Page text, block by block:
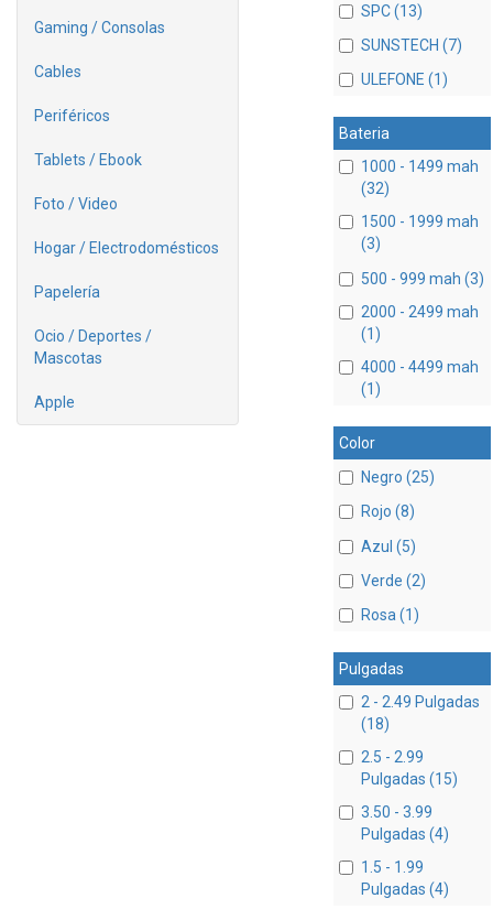
Gaming / Consolas
Cables
Periféricos
Tablets / Ebook
Foto / Video
Hogar / Electrodomésticos
Papelería
Ocio / Deportes /
Mascotas
Apple
SPC (13)
SUNSTECH (7)
ULEFONE (1)
Bateria
1000 - 1499 mah
(32)
1500 - 1999 mah
(3)
500 - 999 mah (3)
2000 - 2499 mah
(1)
4000 - 4499 mah
(1)
Color
Negro (25)
Rojo (8)
Azul (5)
Verde (2)
Rosa (1)
Pulgadas
2 - 2.49 Pulgadas
(18)
2.5 - 2.99
Pulgadas (15)
3.50 - 3.99
Pulgadas (4)
1.5 - 1.99
Pulgadas (4)